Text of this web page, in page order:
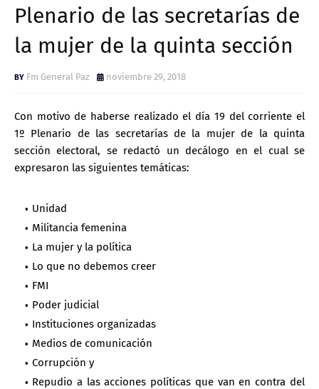
Plenario de las secretarías de
la mujer de la quinta sección
Fm General Paz noviembre 29, 2018
Con motivo de haberse realizado el día 19 del corriente el
1º Plenario de las secretarías de la mujer de la quinta
sección electoral, se redactó un decálogo en el cual se
expresaron las siguientes temáticas:
Unidad
Militancia femenina
La mujer y la política
Lo que no debemos creer
FMI
Poder judicial
Instituciones organizadas
Medios de comunicación
Corrupción y
Repudio a las acciones políticas que van en contra del